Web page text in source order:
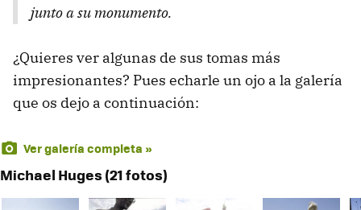
junto a su monumento.
¿Quieres ver algunas de sus tomas más
impresionantes? Pues echarle un ojo a la galería
que os dejo a continuación:
Ver galería completa »
Michael Huges (21 fotos)